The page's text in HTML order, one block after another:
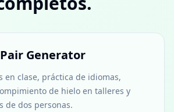
Generator
en clase, práctica de idiomas,
de hielo en talleres y
de dos personas.